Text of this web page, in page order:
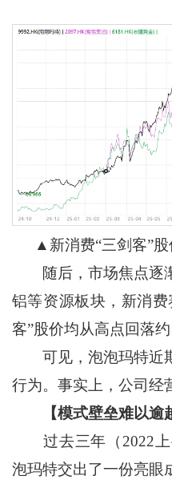
▲新消费“三剑客”
随后，市场焦点逐
铝等资源板块，新消
客”股价均从高点回落约
可见，泡泡玛特近
行为。事实上，公司经
【模式壁垒难以逾
过去三年（2022上
泡玛特交出了一份亮眼